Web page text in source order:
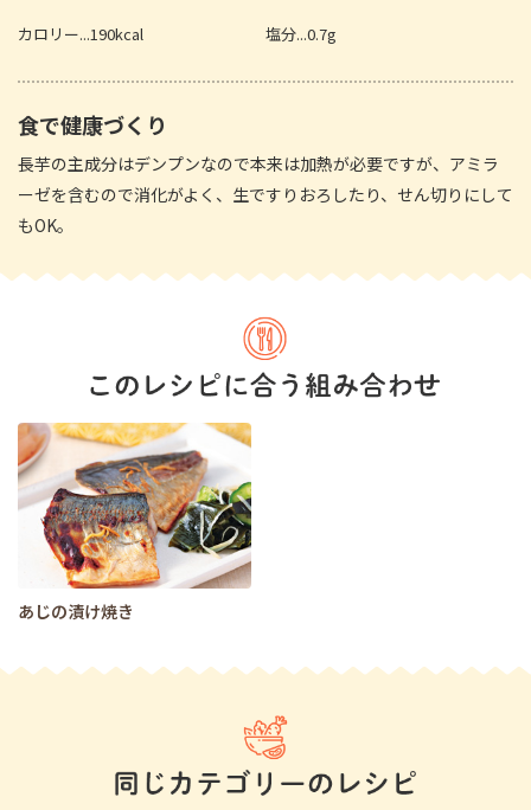
カロリー...190kcal 塩分...0.7g
食で健康づくり
長芋の主成分はデンプンなので本来は加熱が必要ですが、アミラ
ーゼを含むので消化がよく、生ですりおろしたり、せん切りにして
もOK。
あじの漬け焼き